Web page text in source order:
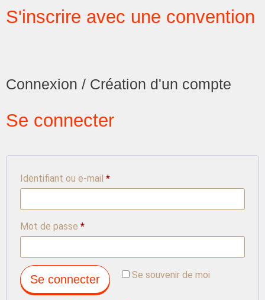
S'inscrire avec une convention
Connexion / Création d'un compte
Se connecter
Identifiant ou e-mail *
Mot de passe *
Se souvenir de moi
Se connecter